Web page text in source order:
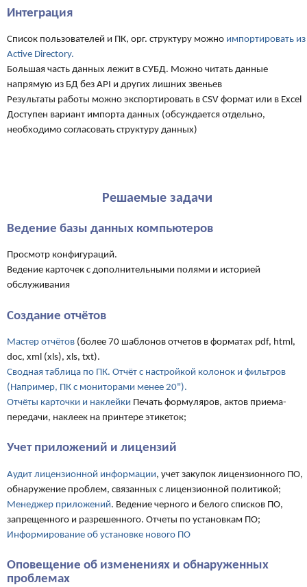
Интеграция
Список пользователей и ПК, орг. структуру можно импортировать из
Active Directory.
Большая часть данных лежит в СУБД. Можно читать данные
напрямую из БД без API и других лишних звеньев
Результаты работы можно экспортировать в CSV формат или в Excel
Доступен вариант импорта данных (обсуждается отдельно,
необходимо согласовать структуру данных)
Решаемые задачи
Ведение базы данных компьютеров
Просмотр конфигураций.
Ведение карточек с дополнительными полями и историей
обслуживания
Создание отчётов
Мастер отчётов (более 70 шаблонов отчетов в форматах pdf, html,
doc, xml (xls), xls, txt).
Сводная таблица по ПК. Отчёт с настройкой колонок и фильтров
(Например, ПК с мониторами менее 20").
Отчёты карточки и наклейки Печать формуляров, актов приема-
передачи, наклеек на принтере этикеток;
Учет приложений и лицензий
Аудит лицензионной информации, учет закупок лицензионного ПО,
обнаружение проблем, связанных с лицензионной политикой;
Менеджер приложений. Ведение черного и белого списков ПО,
запрещенного и разрешенного. Отчеты по установкам ПО;
Информирование об установке нового ПО
Оповещение об изменениях и обнаруженных
проблемах